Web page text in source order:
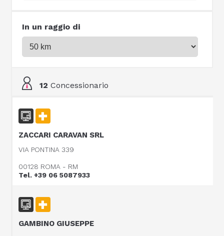
In un raggio di
12 Concessionario
ZACCARI CARAVAN SRL
VIA PONTINA 339
00128 ROMA - RM
Tel. +39 06 5087933
GAMBINO GIUSEPPE